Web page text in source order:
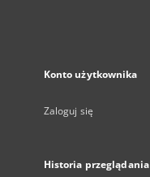
Konto użytkownika
Zaloguj się
Historia przeglądania